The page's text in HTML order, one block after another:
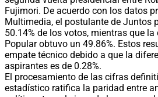
Fujimori. De acuerdo con los datos
Multimedia, el postulante de Juntos
50.14% de los votos, mientras que
Popular obtuvo un 49.86%. Estos
empate técnico debido a que la
aspirantes es de 0.28%.
El procesamiento de las cifras
estadístico ratifica la paridad entre